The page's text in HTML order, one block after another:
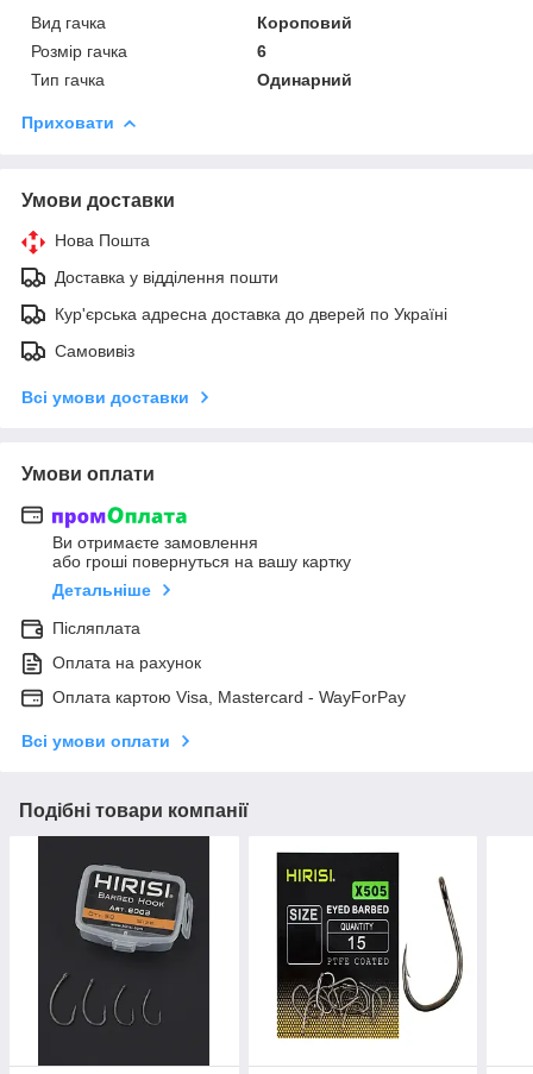
Вид гачка
Короповий
Розмір гачка
6
Тип гачка
Одинарний
Приховати
Умови доставки
Нова Пошта
Доставка у відділення пошти
Кур'єрська адресна доставка до дверей по Україні
Самовивіз
Всі умови доставки
Умови оплати
Ви отримаєте замовлення
або гроші повернуться на вашу картку
Детальніше
Післяплата
Оплата на рахунок
Оплата картою Visa, Mastercard - WayForPay
Всі умови оплати
Подібні товари компанії